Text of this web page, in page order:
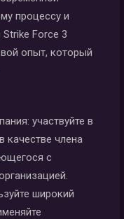
процессу и
Force 3
опыт, который
участвуйте в
члена
с
широкий